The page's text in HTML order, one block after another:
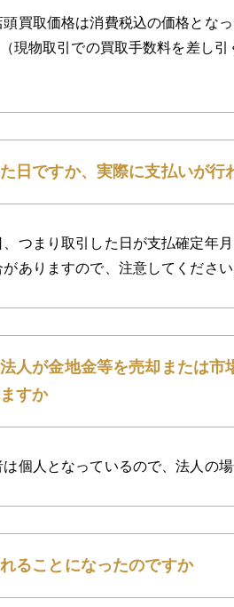
買取価格は消費税込の価格とな
現物取引での買取手数料を差し
日ですか、実際に支払いが行
つまり取引した日が支払確定年
ありますので、注意してください
人が金地金等を売却または
すか
個人となっているので、法人の
ることになったのですか